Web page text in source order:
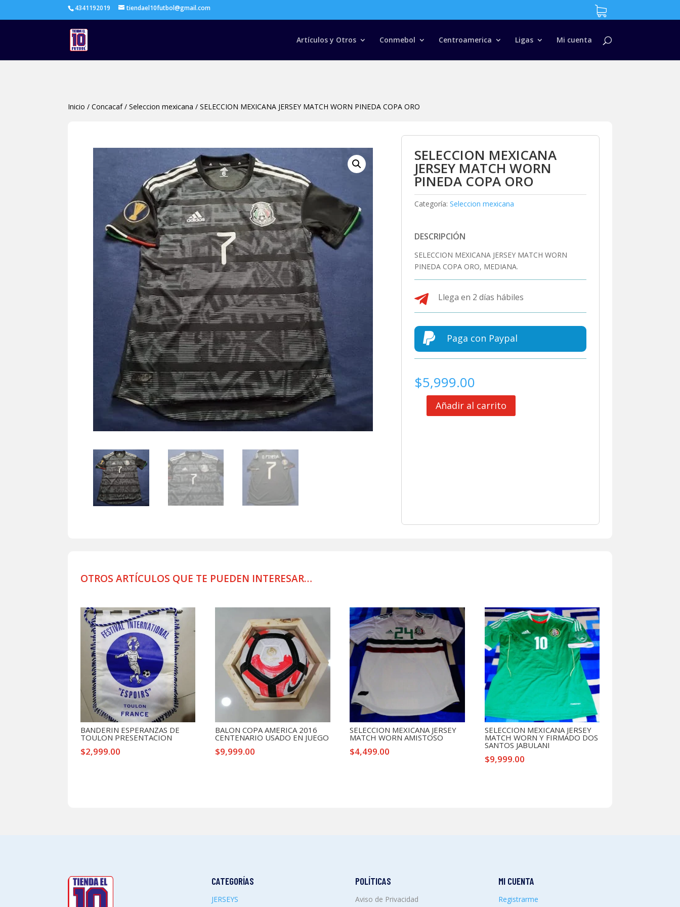
4341192019 tiendael10futbol@gmail.com
Artículos y Otros Conmebol Centroamerica Ligas Mi cuenta
Búsqueda
productos
Inicio /Concacaf/Seleccion mexicana /SELECCION MEXICANA JERSEY MATCH WORN PINEDA COPA ORO
SELECCION MEXICANA
JERSEY MATCH WORN
PINEDA COPA ORO
Categoría: Seleccion mexicana
DESCRIPCIÓN
SELECCION MEXICANA JERSEY MATCH WORN
PINEDA COPA ORO, MEDIANA.
 Llega en 2 días hábiles
 Paga con Paypal
$5,999.00
SELECCIONAñadir al carrito
OTROS ARTÍCULOS QUE TE PUEDEN INTERESAR…
BANDERIN ESPERANZAS DE
TOULON PRESENTACION
$2,999.00
BALON COPA AMERICA 2016
CENTENARIO USADO EN JUEGO
$9,999.00
SELECCION MEXICANA JERSEY
MATCH WORN AMISTOSO
$4,499.00
SELECCION MEXICANA JERSEY
MATCH WORN Y FIRMADO DOS
SANTOS JABULANI
$9,999.00
CATEGORÍAS
JERSEYS
POLÍTICAS
Aviso de Privacidad
MI CUENTA
Registrarme